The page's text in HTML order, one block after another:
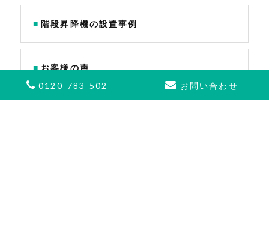
階段昇降機の設置事例
お客様の声
0120-783-502 お問い合わせ